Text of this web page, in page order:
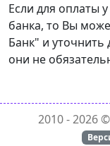
Если для оплаты
банка, то Вы
Банк" и уточнить
они не
2010 - 2026 ©